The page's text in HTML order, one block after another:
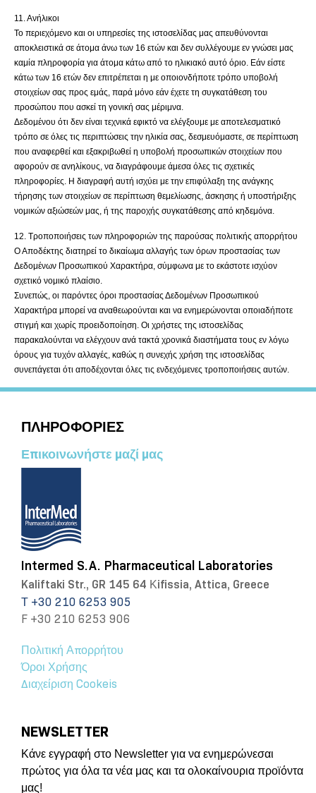
11. Ανήλικοι
Το περιεχόμενο και οι υπηρεσίες της ιστοσελίδας μας απευθύνονται
αποκλειστικά σε άτομα άνω των 16 ετών και δεν συλλέγουμε εν γνώσει μας
καμία πληροφορία για άτομα κάτω από το ηλικιακό αυτό όριο. Εάν είστε
κάτω των 16 ετών δεν επιτρέπεται η με οποιονδήποτε τρόπο υποβολή
στοιχείων σας προς εμάς, παρά μόνο εάν έχετε τη συγκατάθεση του
προσώπου που ασκεί τη γονική σας μέριμνα.
Δεδομένου ότι δεν είναι τεχνικά εφικτό να ελέγξουμε με αποτελεσματικό
τρόπο σε όλες τις περιπτώσεις την ηλικία σας, δεσμευόμαστε, σε περίπτωση
που αναφερθεί και εξακριβωθεί η υποβολή προσωπικών στοιχείων που
αφορούν σε ανηλίκους, να διαγράφουμε άμεσα όλες τις σχετικές
πληροφορίες. Η διαγραφή αυτή ισχύει με την επιφύλαξη της ανάγκης
τήρησης των στοιχείων σε περίπτωση θεμελίωσης, άσκησης ή υποστήριξης
νομικών αξιώσεών μας, ή της παροχής συγκατάθεσης από κηδεμόνα.
12. Τροποποιήσεις των πληροφοριών της παρούσας πολιτικής απορρήτου
Ο Αποδέκτης διατηρεί το δικαίωμα αλλαγής των όρων προστασίας των
Δεδομένων Προσωπικού Χαρακτήρα, σύμφωνα με το εκάστοτε ισχύον
σχετικό νομικό πλαίσιο.
Συνεπώς, οι παρόντες όροι προστασίας Δεδομένων Προσωπικού
Χαρακτήρα μπορεί να αναθεωρούνται και να ενημερώνονται οποιαδήποτε
στιγμή και χωρίς προειδοποίηση. Οι χρήστες της ιστοσελίδας
παρακαλούνται να ελέγχουν ανά τακτά χρονικά διαστήματα τους εν λόγω
όρους για τυχόν αλλαγές, καθώς η συνεχής χρήση της ιστοσελίδας
συνεπάγεται ότι αποδέχονται όλες τις ενδεχόμενες τροποποιήσεις αυτών.
ΠΛΗΡΟΦΟΡΙΕΣ
Επικοινωνήστε μαζί μας
Intermed S.A. Pharmaceutical Laboratories
Kaliftaki Str., GR 145 64 Κifissia, Attica, Greece
Τ +30 210 6253 905
F +30 210 6253 906
Πολιτική Απορρήτου
Όροι Χρήσης
Διαχείριση Cookeis
NEWSLETTER
Κάνε εγγραφή στο Newsletter για να ενημερώνεσαι
πρώτος για όλα τα νέα μας και τα ολοκαίνουρια προϊόντα
μας!